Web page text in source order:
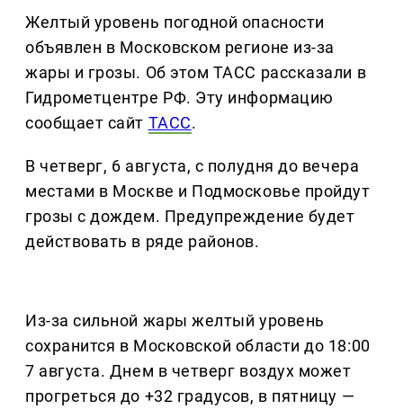
Желтый уровень погодной опасности
объявлен в Московском регионе из-за
жары и грозы. Об этом ТАСС рассказали в
Гидрометцентре РФ. Эту информацию
сообщает сайт ТАСС.
В четверг, 6 августа, с полудня до вечера
местами в Москве и Подмосковье пройдут
грозы с дождем. Предупреждение будет
действовать в ряде районов.
Из-за сильной жары желтый уровень
сохранится в Московской области до 18:00
7 августа. Днем в четверг воздух может
прогреться до +32 градусов, в пятницу —